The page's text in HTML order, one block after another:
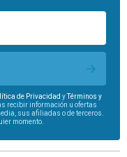
de Privacidad yTérminos y
recibir información u ofertas
sus afiliadas o de terceros.
momento.